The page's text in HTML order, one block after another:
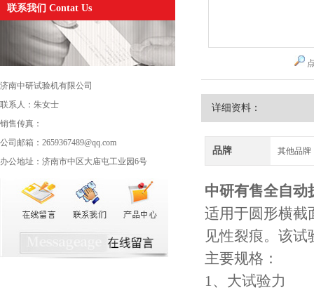
联系我们 Contat Us
济南中研试验机有限公司
联系人：朱女士
销售传真：
公司邮箱：2659367489@qq.com
办公地址：济南市中区大庙屯工业园6号
详细资料：
品牌 其他品牌
中研有售全自动
适用于圆形横截
见性裂痕。该
主要规格：
1、大试